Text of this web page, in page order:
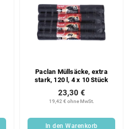
Paclan Müllsäcke, extra
stark, 120 l, 4 x 10 Stück
19,42 € ohne MwSt.
23,30 €
In den Warenkorb